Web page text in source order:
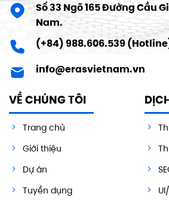
Số 33 Ngõ 165 Đường Cầu
Nam.
(+84) 988.606.539
info@erasvietnam.vn
VỀ CHÚNG TÔI
Trang chủ
Giới thiệu
Dự án
Tuyển dụng